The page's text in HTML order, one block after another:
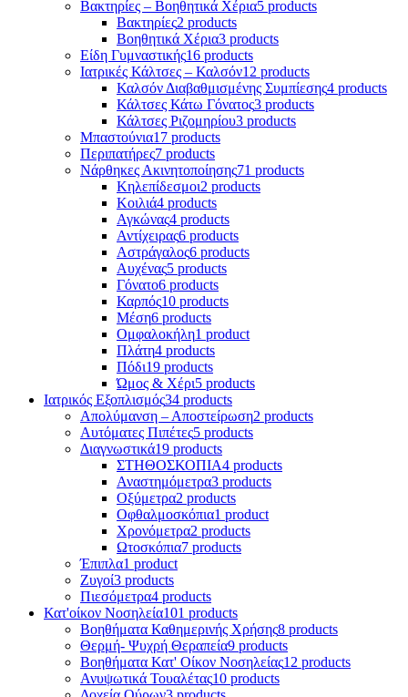
Βακτηρίες – Βοηθητικά Χέρια5 products
Βακτηρίες2 products
Βοηθητικά Χέρια3 products
Είδη Γυμναστικής16 products
Ιατρικές Κάλτσες – Καλσόν12 products
Καλσόν Διαβαθμισμένης Συμπίεσης4 products
Κάλτσες Κάτω Γόνατος3 products
Κάλτσες Ριζομηρίου3 products
Μπαστούνια17 products
Περιπατήρες7 products
Νάρθηκες Ακινητοποίησης71 products
Κηλεπίδεσμοι2 products
Κοιλιά4 products
Αγκώνας4 products
Αντίχειρας6 products
Αστράγαλος6 products
Αυχένας5 products
Γόνατο6 products
Καρπός10 products
Μέση6 products
Ομφαλοκήλη1 product
Πλάτη4 products
Πόδι19 products
Ώμος & Χέρι5 products
Ιατρικός Εξοπλισμός34 products
Απολύμανση – Αποστείρωση2 products
Αυτόματες Πιπέτες5 products
Διαγνωστικά19 products
ΣΤΗΘΟΣΚΟΠΙΑ4 products
Αναστημόμετρα3 products
Οξύμετρα2 products
Οφθαλμοσκόπια1 product
Χρονόμετρα2 products
Ωτοσκόπια7 products
Έπιπλα1 product
Ζυγοί3 products
Πιεσόμετρα4 products
Κατ'οίκον Νοσηλεία101 products
Βοηθήματα Καθημερινής Χρήσης8 products
Θερμή- Ψυχρή Θεραπεία9 products
Βοηθήματα Κατ' Οίκον Νοσηλείας12 products
Ανυψωτικά Τουαλέτας10 products